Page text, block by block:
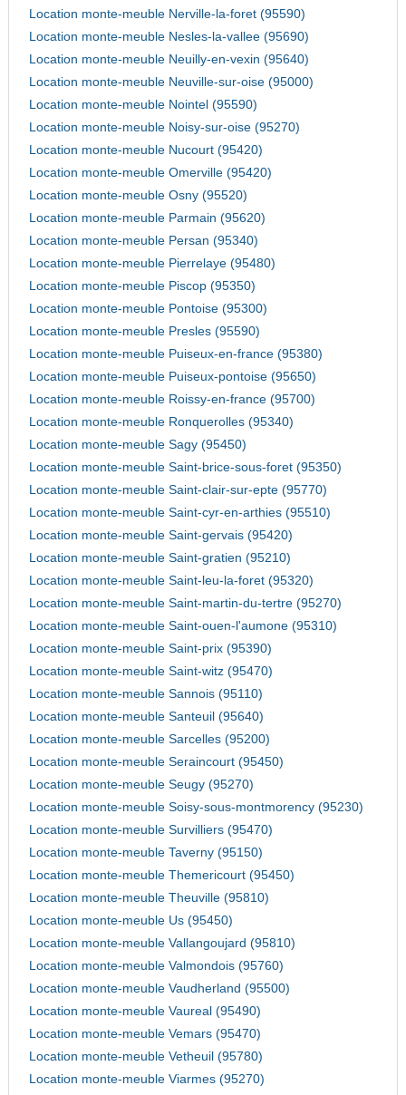
Location monte-meuble Nerville-la-foret (95590)
Location monte-meuble Nesles-la-vallee (95690)
Location monte-meuble Neuilly-en-vexin (95640)
Location monte-meuble Neuville-sur-oise (95000)
Location monte-meuble Nointel (95590)
Location monte-meuble Noisy-sur-oise (95270)
Location monte-meuble Nucourt (95420)
Location monte-meuble Omerville (95420)
Location monte-meuble Osny (95520)
Location monte-meuble Parmain (95620)
Location monte-meuble Persan (95340)
Location monte-meuble Pierrelaye (95480)
Location monte-meuble Piscop (95350)
Location monte-meuble Pontoise (95300)
Location monte-meuble Presles (95590)
Location monte-meuble Puiseux-en-france (95380)
Location monte-meuble Puiseux-pontoise (95650)
Location monte-meuble Roissy-en-france (95700)
Location monte-meuble Ronquerolles (95340)
Location monte-meuble Sagy (95450)
Location monte-meuble Saint-brice-sous-foret (95350)
Location monte-meuble Saint-clair-sur-epte (95770)
Location monte-meuble Saint-cyr-en-arthies (95510)
Location monte-meuble Saint-gervais (95420)
Location monte-meuble Saint-gratien (95210)
Location monte-meuble Saint-leu-la-foret (95320)
Location monte-meuble Saint-martin-du-tertre (95270)
Location monte-meuble Saint-ouen-l'aumone (95310)
Location monte-meuble Saint-prix (95390)
Location monte-meuble Saint-witz (95470)
Location monte-meuble Sannois (95110)
Location monte-meuble Santeuil (95640)
Location monte-meuble Sarcelles (95200)
Location monte-meuble Seraincourt (95450)
Location monte-meuble Seugy (95270)
Location monte-meuble Soisy-sous-montmorency (95230)
Location monte-meuble Survilliers (95470)
Location monte-meuble Taverny (95150)
Location monte-meuble Themericourt (95450)
Location monte-meuble Theuville (95810)
Location monte-meuble Us (95450)
Location monte-meuble Vallangoujard (95810)
Location monte-meuble Valmondois (95760)
Location monte-meuble Vaudherland (95500)
Location monte-meuble Vaureal (95490)
Location monte-meuble Vemars (95470)
Location monte-meuble Vetheuil (95780)
Location monte-meuble Viarmes (95270)